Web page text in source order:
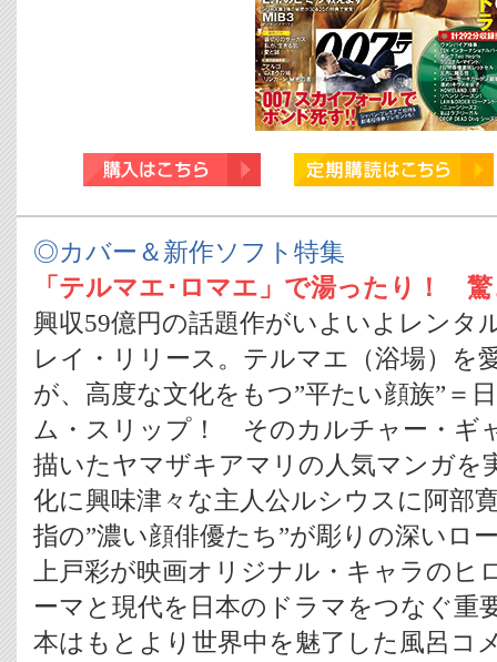
◎カバー＆新作ソフト特集
「テルマエ･ロマエ」で湯ったり！
興収59億円の話題作がいよいよレンタ
レイ・リリース。テルマエ（浴場）を
が、高度な文化をもつ”平たい顔族”＝
ム・スリップ！ そのカルチャー・ギ
描いたヤマザキアマリの人気マンガを
化に興味津々な主人公ルシウスに阿部
指の”濃い顔俳優たち”が彫りの深いロ
上戸彩が映画オリジナル・キャラのヒ
ーマと現代を日本のドラマをつなぐ重
本はもとより世界中を魅了した風呂コ